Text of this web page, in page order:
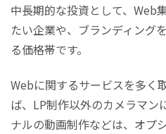
中長期的な投資として、Web
たい企業や、ブランディング
る価格帯です。
Webに関するサービスを多く
ば、LP制作以外のカメラマン
ナルの動画制作などは、オプ